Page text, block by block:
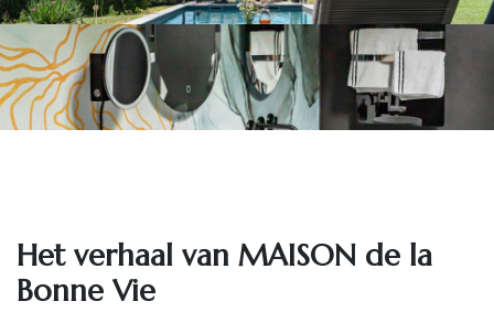
Het ve​rhaal van MAISON de la
Bonne Vie